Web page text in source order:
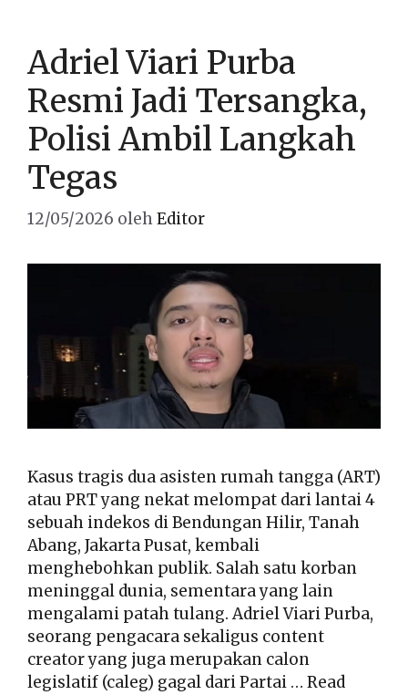
Adriel Viari Purba
Resmi Jadi Tersangka,
Polisi Ambil Langkah
Tegas
12/05/2026 olehEditor
Kasus tragis dua asisten rumah tangga (ART)
atau PRT yang nekat melompat dari lantai 4
sebuah indekos di Bendungan Hilir, Tanah
Abang, Jakarta Pusat, kembali
menghebohkan publik. Salah satu korban
meninggal dunia, sementara yang lain
mengalami patah tulang. Adriel Viari Purba,
seorang pengacara sekaligus content
creator yang juga merupakan calon
legislatif (caleg) gagal dari Partai … Read